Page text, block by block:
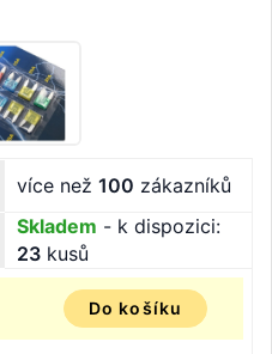
více než 100 zákazníků
Skladem - k dispozici:
23 kusů
Do košíku